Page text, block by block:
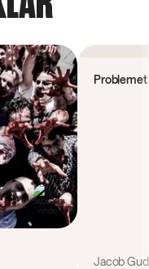
Jacob